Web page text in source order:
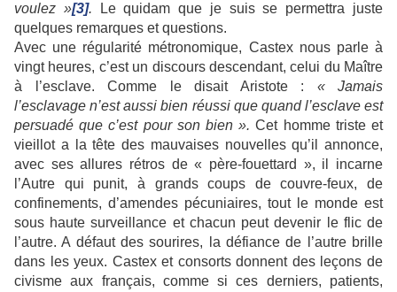
voulez »[3]. Le quidam que je suis se permettra juste
quelques remarques et questions.
Avec une régularité métronomique, Castex nous parle à
vingt heures, c’est un discours descendant, celui du Maître
à l’esclave. Comme le disait Aristote : « Jamais
l’esclavage n’est aussi bien réussi que quand l’esclave est
persuadé que c’est pour son bien ». Cet homme triste et
vieillot a la tête des mauvaises nouvelles qu’il annonce,
avec ses allures rétros de « père-fouettard », il incarne
l’Autre qui punit, à grands coups de couvre-feux, de
confinements, d’amendes pécuniaires, tout le monde est
sous haute surveillance et chacun peut devenir le flic de
l’autre. A défaut des sourires, la défiance de l’autre brille
dans les yeux. Castex et consorts donnent des leçons de
civisme aux français, comme si ces derniers, patients,